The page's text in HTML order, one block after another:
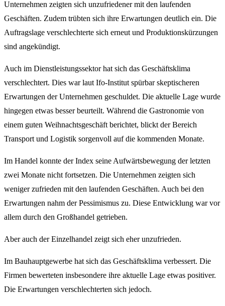
Unternehmen zeigten sich unzufriedener mit den laufenden
Geschäften. Zudem trübten sich ihre Erwartungen deutlich ein. Die
Auftragslage verschlechterte sich erneut und Produktionskürzungen
sind angekündigt.
Auch im Dienstleistungssektor hat sich das Geschäftsklima
verschlechtert. Dies war laut Ifo-Institut spürbar skeptischeren
Erwartungen der Unternehmen geschuldet. Die aktuelle Lage wurde
hingegen etwas besser beurteilt. Während die Gastronomie von
einem guten Weihnachtsgeschäft berichtet, blickt der Bereich
Transport und Logistik sorgenvoll auf die kommenden Monate.
Im Handel konnte der Index seine Aufwärtsbewegung der letzten
zwei Monate nicht fortsetzen. Die Unternehmen zeigten sich
weniger zufrieden mit den laufenden Geschäften. Auch bei den
Erwartungen nahm der Pessimismus zu. Diese Entwicklung war vor
allem durch den Großhandel getrieben.
Aber auch der Einzelhandel zeigt sich eher unzufrieden.
Im Bauhauptgewerbe hat sich das Geschäftsklima verbessert. Die
Firmen bewerteten insbesondere ihre aktuelle Lage etwas positiver.
Die Erwartungen verschlechterten sich jedoch.